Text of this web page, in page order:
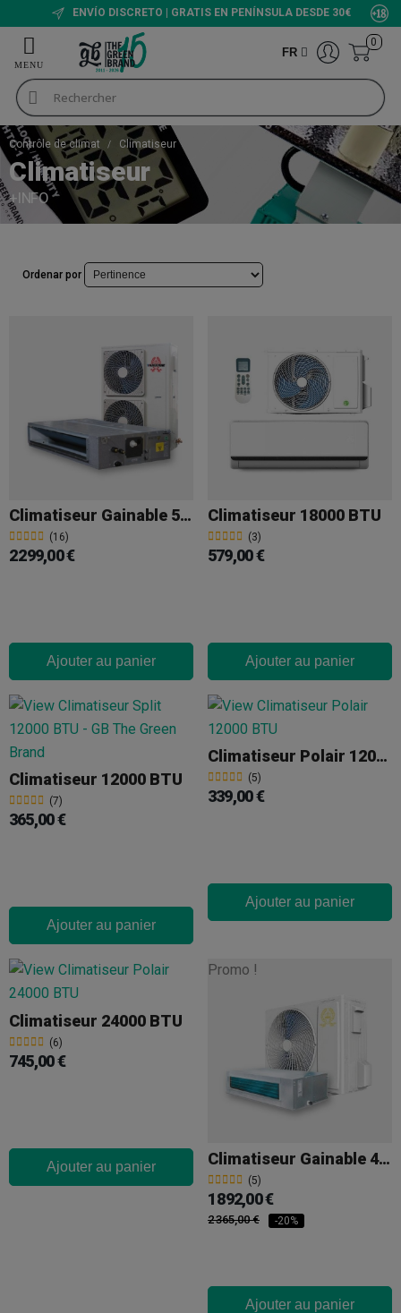
ENVÍO DISCRETO | GRATIS EN PENÍNSULA DESDE 30€
FR
0
Contrôle de climat Climatiseur
Climatiseur
+INFO
Ordenar por
Climatiseur Gainable 56000 BTU
(16)
2 299,00 €
Ajouter au panier
Climatiseur 18000 BTU
(3)
579,00 €
Ajouter au panier
Climatiseur 12000 BTU
(7)
365,00 €
Ajouter au panier
Climatiseur Polair 12000 BTU
(5)
339,00 €
Ajouter au panier
Climatiseur 24000 BTU
(6)
745,00 €
Ajouter au panier Climatiseur Gainable 40000 BTU
(5)
1 892,00 €
2 365,00 € -20%
Ajouter au panier
Promo !